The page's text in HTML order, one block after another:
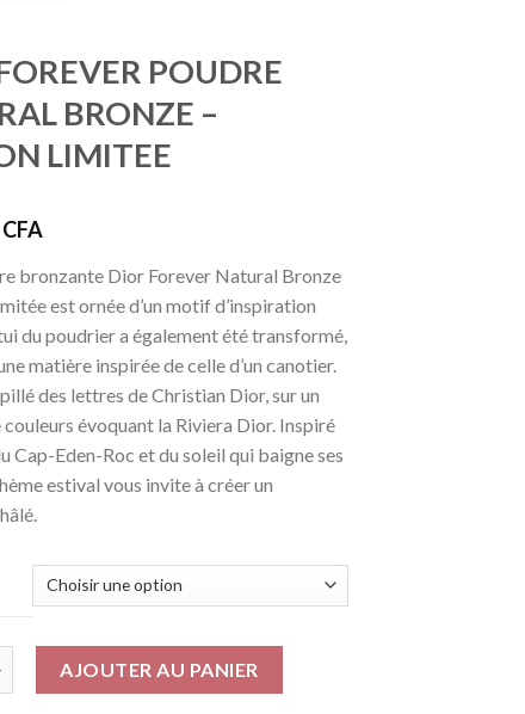
POUDRE
BRONZE –
LIMITEE
CFA
bronzante Dior Forever Natural Bronze
est ornée d’un motif d’inspiration
du poudrier a également été transformé,
matière inspirée de celle d’un canotier.
des lettres de Christian Dior, sur un
couleurs évoquant la Riviera Dior. Inspiré
Cap-Eden-Roc et du soleil qui baigne ses
estival vous invite à créer un
AJOUTER AU PANIER